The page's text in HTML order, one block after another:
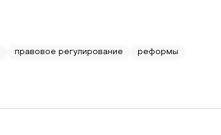
правовое регулирование реформы